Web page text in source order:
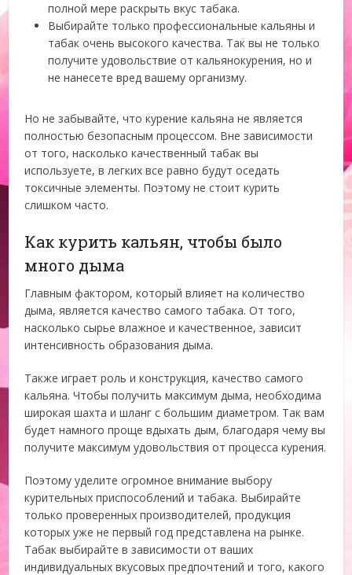
полной мере раскрыть вкус табака.
Выбирайте только профессиональные кальяны и
табак очень высокого качества. Так вы не только
получите удовольствие от кальянокурения, но и
не нанесете вред вашему организму.
Но не забывайте, что курение кальяна не является
полностью безопасным процессом. Вне зависимости
от того, насколько качественный табак вы
используете, в легких все равно будут оседать
токсичные элементы. Поэтому не стоит курить
слишком часто.
Как курить кальян, чтобы было
много дыма
Главным фактором, который влияет на количество
дыма, является качество самого табака. От того,
насколько сырье влажное и качественное, зависит
интенсивность образования дыма.
Также играет роль и конструкция, качество самого
кальяна. Чтобы получить максимум дыма, необходима
широкая шахта и шланг с большим диаметром. Так вам
будет намного проще вдыхать дым, благодаря чему вы
получите максимум удовольствия от процесса курения.
Поэтому уделите огромное внимание выбору
курительных приспособлений и табака. Выбирайте
только проверенных производителей, продукция
которых уже не первый год представлена на рынке.
Табак выбирайте в зависимости от ваших
индивидуальных вкусовых предпочтений и того, какого